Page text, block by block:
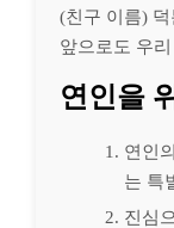
(친구 이름)
앞으로도 우
연인을
연인
는 특
진심